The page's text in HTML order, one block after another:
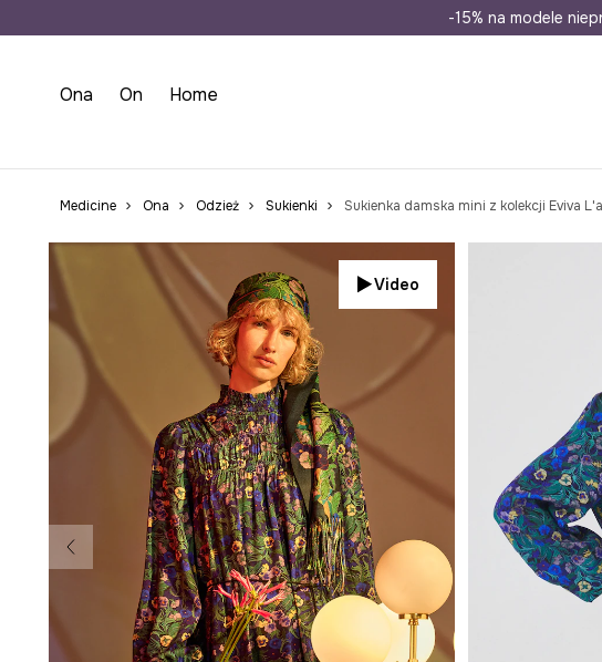
Wysyłka nawet w 24h
-15% na modele
Ona On Home
Medicine Ona Odzież Sukienki Sukienka damska mini z kolekcji Eviva
Video